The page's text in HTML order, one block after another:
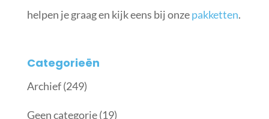
helpen je graag en kijk eens bij onzepakketten.
Categorieën
Archief(249)
Geen categorie(19)